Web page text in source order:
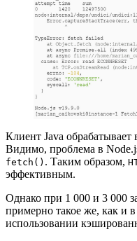
Клиент Java обрабатывает
Видимо, проблема в
fetch() . Таким образом,
эффективным.
Однако при 1 000 и 3 000
примерно такое же, как и
использовании